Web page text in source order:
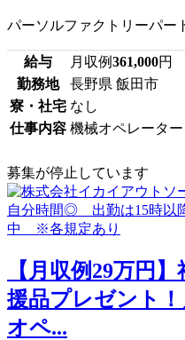
パーソルファクトリーパー
給与 月収例361,000円
勤務地
長野県 飯田市
寮・社宅 なし
仕事内容 機械オペレータ
募集が停止しています
【月収例29万円
援品プレゼント
オペ...